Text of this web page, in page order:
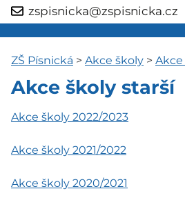
zspisnicka@zspisnicka.cz
ZŠ Písnická > Akce školy > Akce
Akce školy starší
Akce školy 2022/2023
Akce školy 2021/2022
Akce školy 2020/2021